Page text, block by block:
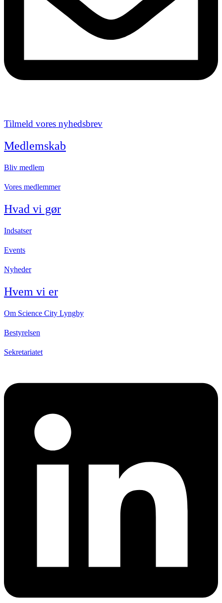
Tilmeld vores nyhedsbrev
Medlemskab
Bliv medlem
Vores medlemmer
Hvad vi gør
Indsatser
Events
Nyheder
Hvem vi er
Om Science City Lyngby
Bestyrelsen
Sekretariatet